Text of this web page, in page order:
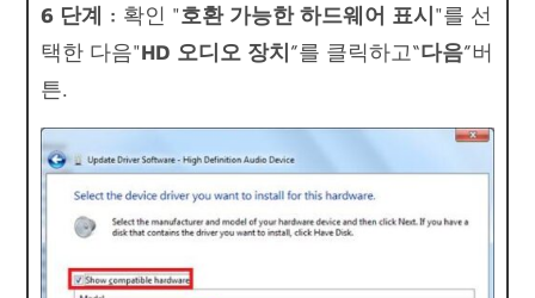
6 단계 : 확인 "호환 가능한 하드웨어 표시"를 선
택한 다음"HD 오디오 장치”를 클릭하고“다음”버
튼.